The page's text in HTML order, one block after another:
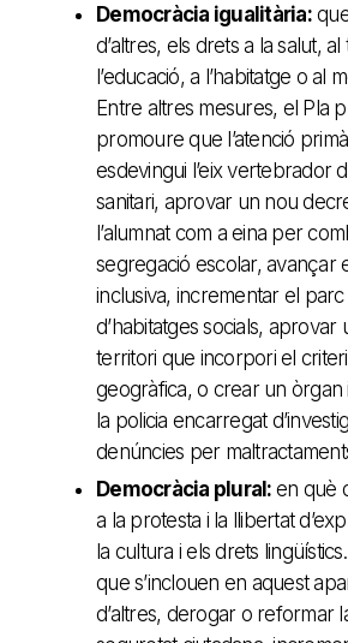
Democràcia igualitària:
d’altres, els drets a la salut,
l’educació, a l’habitatge o al
Entre altres mesures, el Pla
promoure que l’atenció
esdevingui l’eix vertebrador
sanitari, aprovar un nou
l’alumnat com a eina per
segregació escolar, avançar
inclusiva, incrementar el
d’habitatges socials, aprovar
territori que incorpori el criteri
geogràfica, o crear un
la policia encarregat
denúncies per
Democràcia plural: en què
a la protesta i la llibertat
la cultura i els drets
que s’inclouen en aquest
d’altres, derogar o reformar